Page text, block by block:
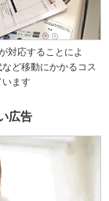
対応することによ
ど移動にかかるコス
います
広告